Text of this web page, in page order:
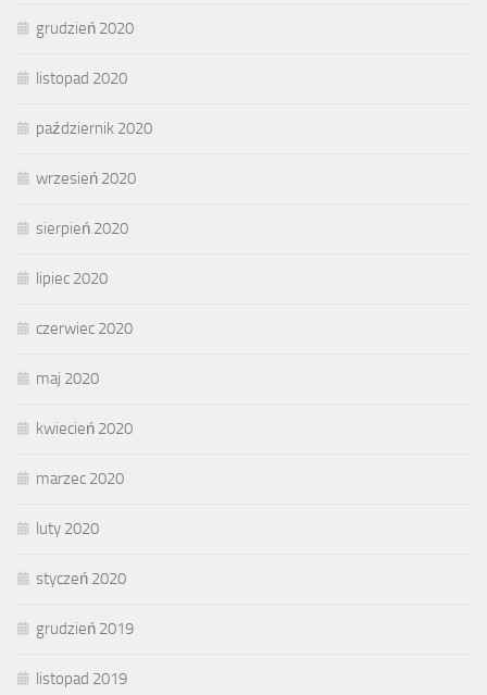
grudzień 2020
listopad 2020
październik 2020
wrzesień 2020
sierpień 2020
lipiec 2020
czerwiec 2020
maj 2020
kwiecień 2020
marzec 2020
luty 2020
styczeń 2020
grudzień 2019
listopad 2019